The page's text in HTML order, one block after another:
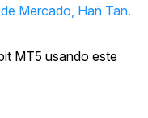
Mercado, Han Tan.
MT5 usando este